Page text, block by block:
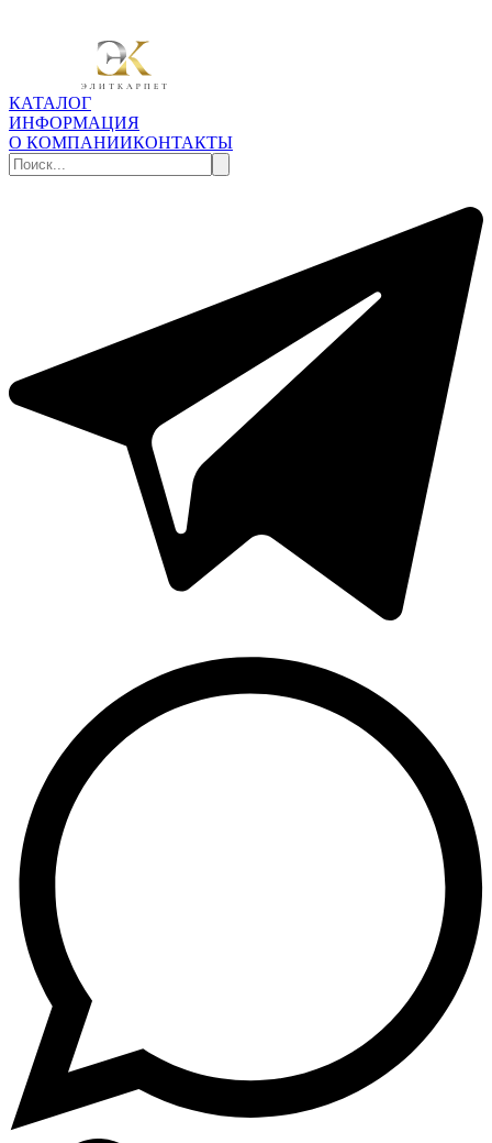
КАТАЛОГ
ИНФОРМАЦИЯ
О КОМПАНИИКОНТАКТЫ